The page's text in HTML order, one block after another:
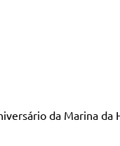
da Marina da